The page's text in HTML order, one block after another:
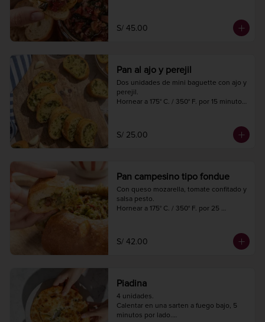
S/ 45.00
Pan al ajo y perejil
Dos unidades de mini baguette con ajo y
perejil.
Hornear a 175° C. / 350° F. por 15 minutos.
S/ 25.00
Pan campesino tipo fondue
Con queso mozarella, tomate confitado y
salsa pesto.
Hornear a 175° C. / 350° F. por 25
Peso 620 gr.
S/ 42.00
Piadina
4 unidades.
Calentar en una sarten a fuego bajo, 5
minutos por lado.